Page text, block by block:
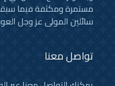
مستمرة ومكثفة فيما
سائلين المولى عز وجل
تواصل معنا